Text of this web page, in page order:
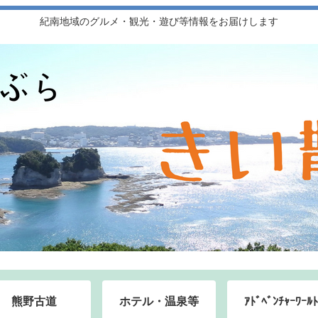
紀南地域のグルメ・観光・遊び等情報をお届けします
熊野古道 ホテル・温泉等 ｱﾄﾞﾍﾞﾝﾁｬｰﾜｰﾙ